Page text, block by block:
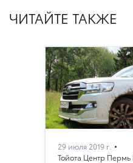
ЧИТАЙТЕ ТАКЖЕ
29 июля 2019 г.
Тойота Центр Пермь